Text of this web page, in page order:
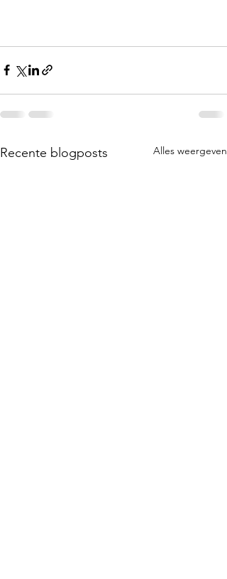
Recente blogposts Alles weergeven